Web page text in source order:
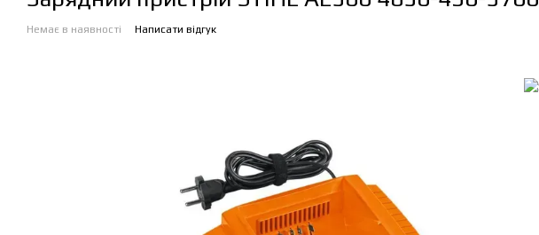
Немає в наявності Написати відгук